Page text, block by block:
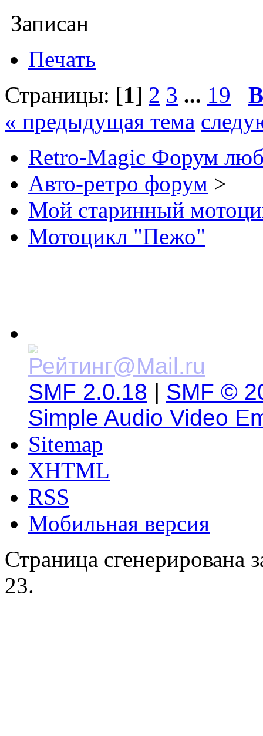
Записан
Печать
Страницы: [1] 2 3 ... 19
« предыдущая тема
Retro-Magic Форум
Авто-ретро форум >
Мой старинный
Мотоцикл "Пежо"
SMF 2.0.18 | SMF ©
Simple Audio Video
Sitemap
XHTML
RSS
Мобильная версия
Страница сгенерирована
23.